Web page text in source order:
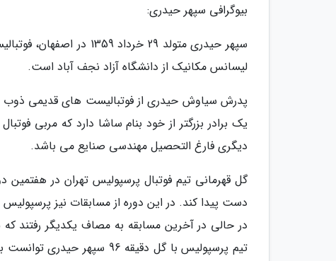
بیوگرافی سپهر حیدری:
سپهر حیدری متولد 29
لیسانس مکانیک از دانشگاه آزاد نجف آباد است.
پدرش سیاوش حیدری از فوتبالیست های قدیمی ذوب
یک برادر بزرگتر از خود بنام ساشا دارد که مربی
دیگری فارغ التحصیل مهندسی صنایع می باشد.
گل قهرمانی تیم فوتبال پرسپولیس تهران در هفتمین
دست پیدا کند. در این دوره از مسابقات نیز
در حالی در آخرین مسابقه به مصاف یکدیگر رفتند